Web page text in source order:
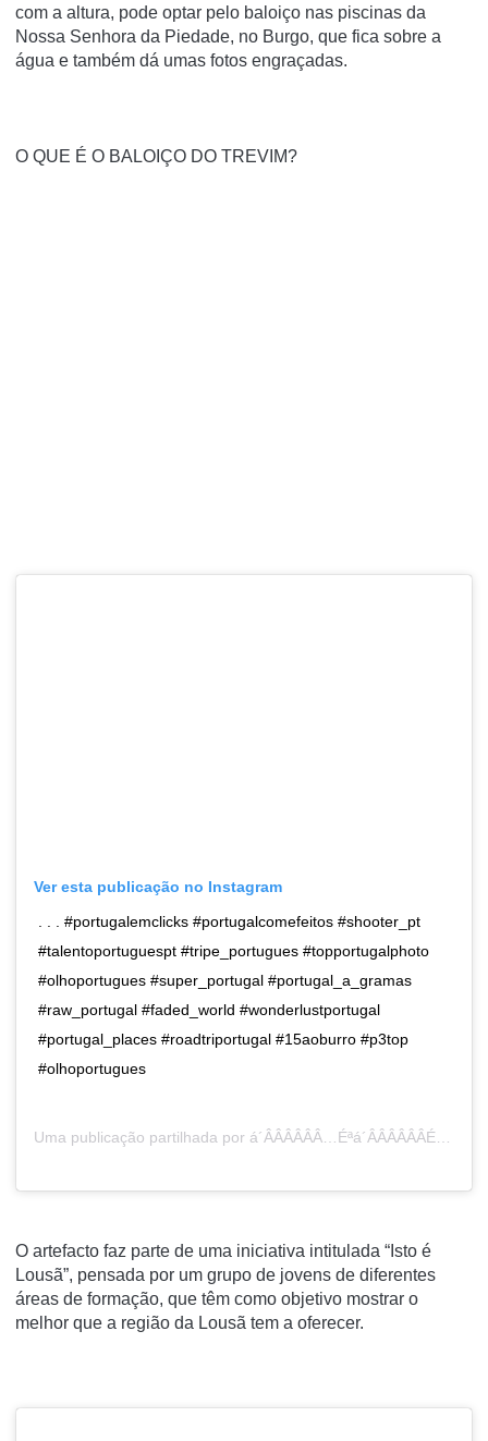
com a altura, pode optar pelo baloiço nas piscinas da
Nossa Senhora da Piedade, no Burgo, que fica sobre a
água e também dá umas fotos engraçadas.
O QUE É O BALOIÇO DO TREVIM?
Ver esta publicação no Instagram
. . . #portugalemclicks #portugalcomefeitos #shooter_pt
#talentoportuguespt #tripe_portugues #topportugalphoto
#olhoportugues #super_portugal #portugal_a_gramas
#raw_portugal #faded_world #wonderlustportugal
#portugal_places #roadtriportugal #15aoburro #p3top
#olhoportugues
Uma publicação partilhada por á´ÂÂÂÂÂÂ…Éªá´ÂÂÂÂÂÂÉ¢á´ÂÂÂÂÂÂ á´ÂÂÂÂÂÂá´ÂÂÂÂÂÂÊÂÂÂÂÂÂ€É¢á´ÂÂÂÂÂÂ€á´ÂÂÂÂÂÂ…á´ÂÂÂÂÂÂ
O artefacto faz parte de uma iniciativa intitulada “Isto é
Lousã”, pensada por um grupo de jovens de diferentes
áreas de formação, que têm como objetivo mostrar o
melhor que a região da Lousã tem a oferecer.